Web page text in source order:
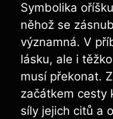
Symbolika
něhož se
významná. V
lásku, ale i
musí překonat.
začátkem cesty
síly jejich citů a